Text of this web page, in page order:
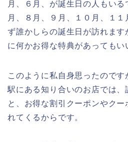
月、６月、が誕生日の人もいる
月、８月、９月、１０月、１
ず誰かしらの誕生日が訪れます
に何かお得な特典があってもい
このように私自身思ったので
駅にある知り合いのお店では、
と、お得な割引クーポンやクー
れてくるからです。